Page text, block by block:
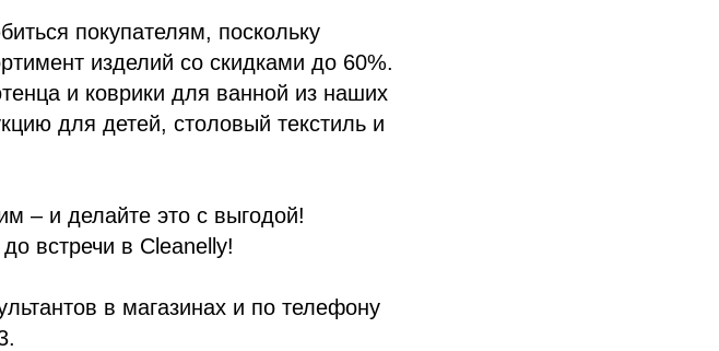
покупателям, поскольку
изделий со скидками до 60%.
и коврики для ванной из наших
для детей, столовый текстиль и
– и делайте это с выгодой!
встречи в Cleanelly!
в магазинах и по телефону